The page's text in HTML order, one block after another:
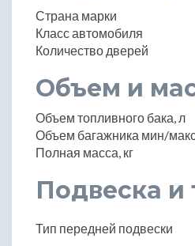
Страна марки
Класс автомобиля
Количество дверей
Объем и
Объем топливного бака, л
Объем багажника мин/
Полная масса, кг
Подвеска и
Тип передней подвески